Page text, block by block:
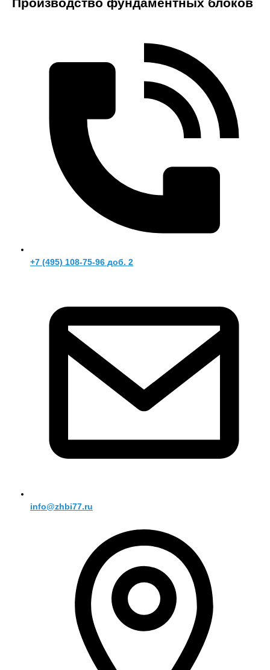
+7 (495) 108-75-96 доб. 2
info@zhbi77.ru